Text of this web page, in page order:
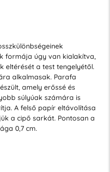
formája úgy van kialakítva,
eltérését a test tengelyétől.
alkalmasak. Parafa
amely erőssé és
súlyúak számára is
A felső papír eltávolítása
a cipő sarkát. Pontosan a
0,7 cm.